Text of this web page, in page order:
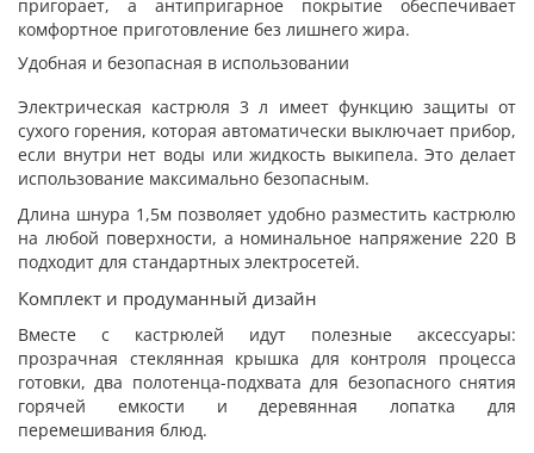
пригорает, а антипригарное покрытие обеспечивает
комфортное приготовление без лишнего жира.
Удобная и безопасная в использовании
Электрическая кастрюля 3 л имеет функцию защиты от
сухого горения, которая автоматически выключает прибор,
если внутри нет воды или жидкость выкипела. Это делает
использование максимально безопасным.
Длина шнура 1,5м позволяет удобно разместить кастрюлю
на любой поверхности, а номинальное напряжение 220 В
подходит для стандартных электросетей.
Комплект и продуманный дизайн
Вместе с кастрюлей идут полезные аксессуары:
прозрачная стеклянная крышка для контроля процесса
готовки, два полотенца-подхвата для безопасного снятия
горячей емкости и деревянная лопатка для
перемешивания блюд.